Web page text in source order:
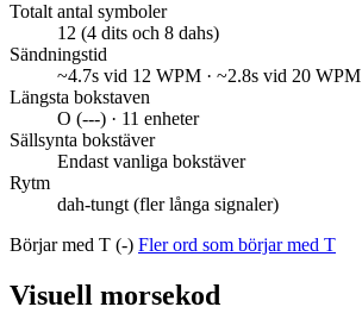
Totalt antal symboler
12 (4 dits och 8 dahs)
Sändningstid
~4.7s vid 12 WPM · ~2.8s vid 20 WPM
Längsta bokstaven
O (---) · 11 enheter
Sällsynta bokstäver
Endast vanliga bokstäver
Rytm
dah-tungt (fler långa signaler)
Börjar med T (-) Fler ord som börjar med T
Visuell morsekod